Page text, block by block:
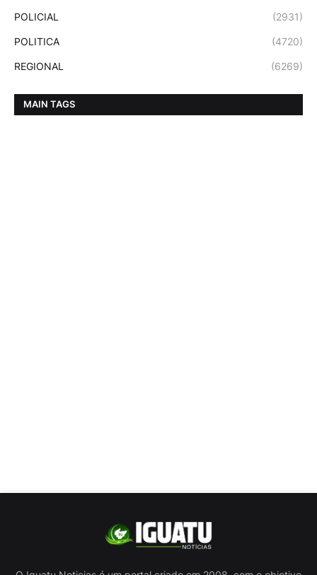
POLICIAL (2931)
POLITICA (4720)
REGIONAL (6269)
MAIN TAGS